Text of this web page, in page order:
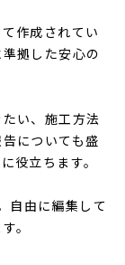
作成されてい
拠した安心の
い、施工方法
についても盛
役立ちます。
自由に編集して
。